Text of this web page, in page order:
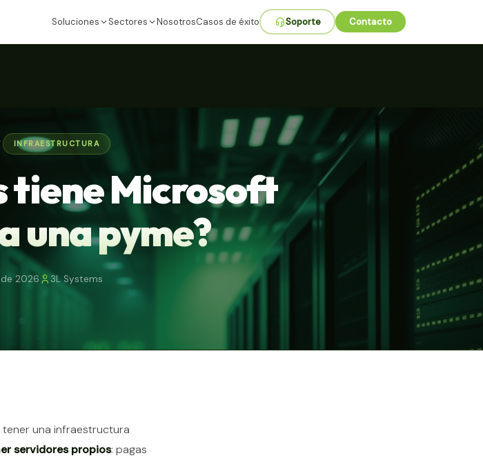
Soluciones Sectores NosotrosCasos de éxito Soporte Contacto
INFRAESTRUCTURA
tiene Microsoft
una pyme?
2026 3L Systems
una infraestructura
servidores propios: pagas